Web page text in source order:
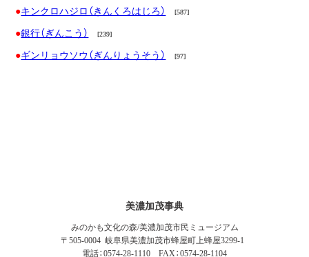
キンクロハジロ（きんくろはじろ） [587]
銀行（ぎんこう） [239]
ギンリョウソウ（ぎんりょうそう） [97]
美濃加茂事典
みのかも文化の森/美濃加茂市民ミュージアム
〒505-0004 岐阜県美濃加茂市蜂屋町上蜂屋3299-1
電話：0574-28-1110 FAX：0574-28-1104